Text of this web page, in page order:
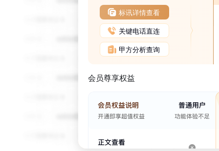
标讯详情查看
关键电话直连
甲方分析查询
会员尊享权益